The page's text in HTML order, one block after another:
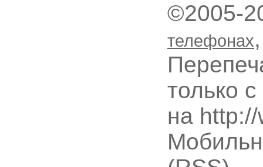
©2005-
телефонах
только
на